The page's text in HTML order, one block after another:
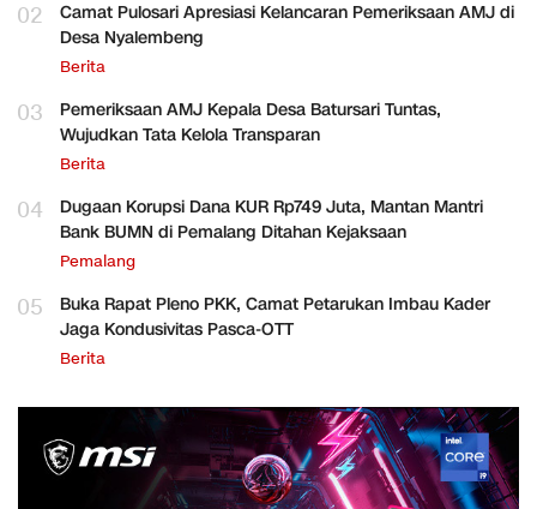
02
Camat Pulosari Apresiasi Kelancaran Pemeriksaan AMJ di
Desa Nyalembeng
Berita
03
Pemeriksaan AMJ Kepala Desa Batursari Tuntas,
Wujudkan Tata Kelola Transparan
Berita
04
Dugaan Korupsi Dana KUR Rp749 Juta, Mantan Mantri
Bank BUMN di Pemalang Ditahan Kejaksaan
Pemalang
05
Buka Rapat Pleno PKK, Camat Petarukan Imbau Kader
Jaga Kondusivitas Pasca-OTT
Berita